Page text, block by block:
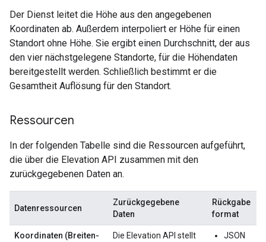
Der Dienst leitet die Höhe aus den angegebenen
Koordinaten ab. Außerdem interpoliert er Höhe für einen
Standort ohne Höhe. Sie ergibt einen Durchschnitt, der aus
den vier nächstgelegene Standorte, für die Höhendaten
bereitgestellt werden. Schließlich bestimmt er die
Gesamtheit Auflösung für den Standort.
Ressourcen
In der folgenden Tabelle sind die Ressourcen aufgeführt,
die über die Elevation API zusammen mit den
zurückgegebenen Daten an.
Datenressourcen
Zurückgegebene
Daten
Rückgabe
format
Koordinaten (Breiten-
Die Elevation API stellt
JSON